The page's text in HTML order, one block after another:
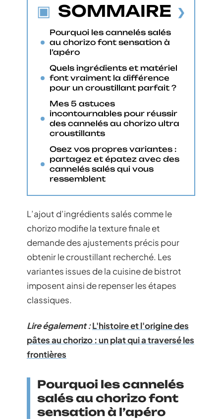
SOMMAIRE
Pourquoi les cannelés salés
au chorizo font sensation à
l’apéro
Quels ingrédients et matériel
font vraiment la différence
pour un croustillant parfait ?
Mes 5 astuces
incontournables pour réussir
des cannelés au chorizo ultra
croustillants
Osez vos propres variantes :
partagez et épatez avec des
cannelés salés qui vous
ressemblent
L’ajout d’ingrédients salés comme le
chorizo modifie la texture finale et
demande des ajustements précis pour
obtenir le croustillant recherché. Les
variantes issues de la cuisine de bistrot
imposent ainsi de repenser les étapes
classiques.
Lire également :L'histoire et l'origine des
pâtes au chorizo : un plat qui a traversé les
frontières
Pourquoi les cannelés
salés au chorizo font
sensation à l’apéro